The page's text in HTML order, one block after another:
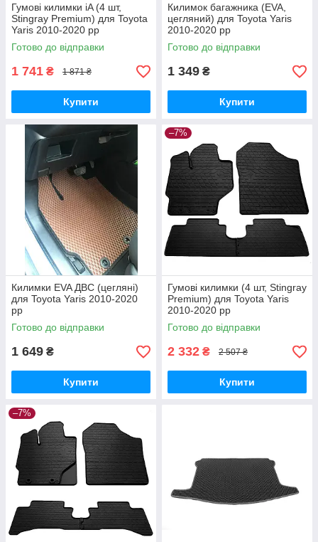
Гумові килимки iA (4 шт,
Stingray Premium) для Toyota
Yaris 2010-2020 рр
Готово до відправки
1 741 ₴ 1 871 ₴
Купити
Килимок багажника (EVA,
цегляний) для Toyota Yaris
2010-2020 рр
Готово до відправки
1 349 ₴
Купити
Килимки EVA ДВС (цегляні)
для Toyota Yaris 2010-2020
рр
Готово до відправки
1 649 ₴
Купити
–7%
Гумові килимки (4 шт, Stingray
Premium) для Toyota Yaris
2010-2020 рр
Готово до відправки
2 332 ₴ 2 507 ₴
Купити
–7%